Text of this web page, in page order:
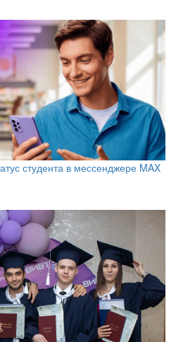
студента в мессенджере MAX